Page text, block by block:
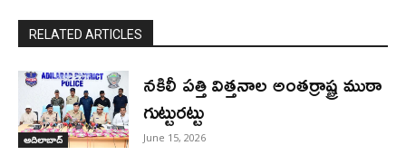
RELATED ARTICLES
ఆదిలాబాద్
నకిలీ పత్తి విత్తనాల అంతర్రాష్ట్ర ముఠా
గుట్టురట్టు
June 15, 2026